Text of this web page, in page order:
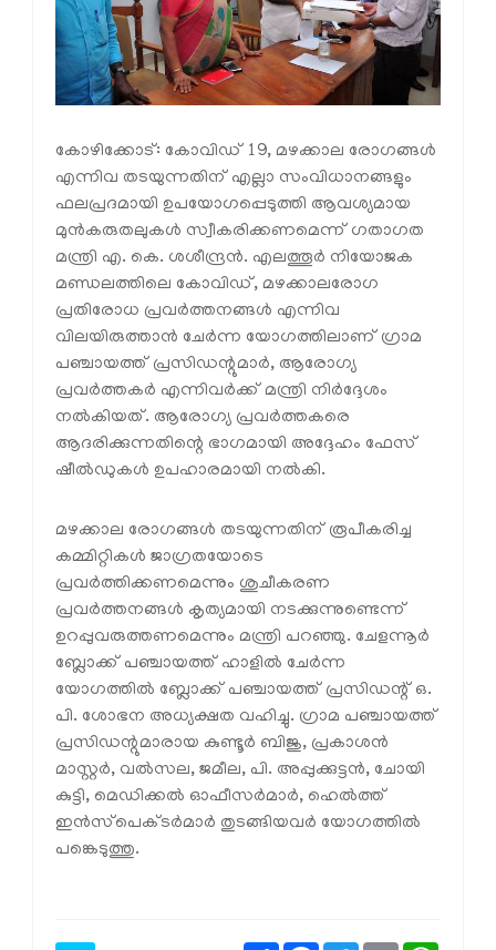
കോഴിക്കോട്: കോവിഡ് 19, മഴക്കാല രോഗങ്ങള്‍
എന്നിവ തടയുന്നതിന് എല്ലാ സംവിധാനങ്ങളും
ഫലപ്രദമായി ഉപയോഗപ്പെടുത്തി ആവശ്യമായ
മുന്‍കരുതലുകള്‍ സ്വീകരിക്കണമെന്ന് ഗതാഗത
മന്ത്രി എ. കെ. ശശീന്ദ്രന്‍. എലത്തൂര്‍ നിയോജക
മണ്ഡലത്തിലെ കോവിഡ്, മഴക്കാലരോഗ
പ്രതിരോധ പ്രവര്‍ത്തനങ്ങള്‍ എന്നിവ
വിലയിരുത്താന്‍ ചേര്‍ന്ന യോഗത്തിലാണ് ഗ്രാമ
പഞ്ചായത്ത് പ്രസിഡന്റുമാര്‍, ആരോഗ്യ
പ്രവര്‍ത്തകര്‍ എന്നിവര്‍ക്ക് മന്ത്രി നിര്‍ദ്ദേശം
നല്‍കിയത്. ആരോഗ്യ പ്രവര്‍ത്തകരെ
ആദരിക്കുന്നതിന്റെ ഭാഗമായി അദ്ദേഹം ഫേസ്
ഷീല്‍ഡുകള്‍ ഉപഹാരമായി നല്‍കി.
മഴക്കാല രോഗങ്ങള്‍ തടയുന്നതിന് രൂപീകരിച്ച
കമ്മിറ്റികള്‍ ജാഗ്രതയോടെ
പ്രവര്‍ത്തിക്കണമെന്നും ശുചീകരണ
പ്രവര്‍ത്തനങ്ങള്‍ കൃത്യമായി നടക്കുന്നുണ്ടെന്ന്
ഉറപ്പുവരുത്തണമെന്നും മന്ത്രി പറഞ്ഞു. ചേളന്നൂര്‍
ബ്ലോക്ക് പഞ്ചായത്ത് ഹാളില്‍ ചേര്‍ന്ന
യോഗത്തില്‍ ബ്ലോക്ക് പഞ്ചായത്ത് പ്രസിഡന്റ് ഒ.
പി. ശോഭന അധ്യക്ഷത വഹിച്ചു. ഗ്രാമ പഞ്ചായത്ത്
പ്രസിഡന്റുമാരായ കുണ്ടൂര്‍ ബിജു, പ്രകാശന്‍
മാസ്റ്റര്‍, വല്‍സല, ജമീല, പി. അപ്പുക്കുട്ടന്‍, ചോയി
കുട്ടി, മെഡിക്കല്‍ ഓഫീസര്‍മാര്‍, ഹെല്‍ത്ത്
ഇന്‍സ്‌പെക്ടര്‍മാര്‍ തുടങ്ങിയവര്‍ യോഗത്തില്‍
പങ്കെടുത്തു.